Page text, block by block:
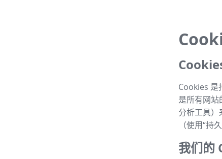
Cookies 是
是所有网
分析工具）
（使用“持
我们的